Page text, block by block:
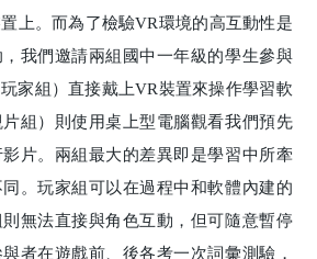
上。而為了檢驗VR環境的高互動性是
我們邀請兩組國中一年級的學生參與
家組）直接戴上VR裝置來操作學習軟
組）則使用桌上型電腦觀看我們預先
片。兩組最大的差異即是學習中所牽
。玩家組可以在過程中和軟體內建的
無法直接與角色互動，但可隨意暫停
者在遊戲前、後各考一次詞彙測驗，